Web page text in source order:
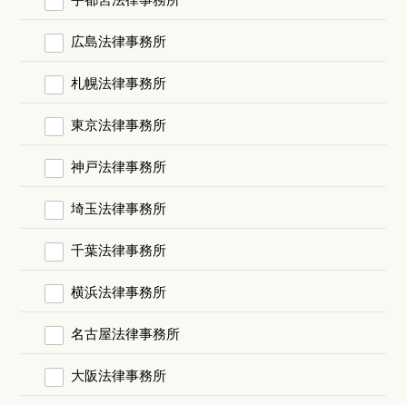
広島法律事務所
札幌法律事務所
東京法律事務所
神戸法律事務所
埼玉法律事務所
千葉法律事務所
横浜法律事務所
名古屋法律事務所
大阪法律事務所